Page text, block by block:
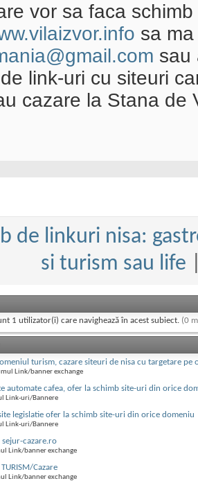
vor sa faca
sa
sau
link-uri cu siteuri
cazare la Stana de
de linkuri nisa:
si turism sau life
1 utilizator(i) care navighează în acest subiect. (0
turism, cazare siteuri de nisa cu targetare pe
Link/banner exchange
automate cafea, ofer la schimb site-uri din orice
Link-uri/Bannere
legislatie ofer la schimb site-uri din orice domeniu
Link-uri/Bannere
cazare.ro
Link/banner exchange
Cazare
Link/banner exchange